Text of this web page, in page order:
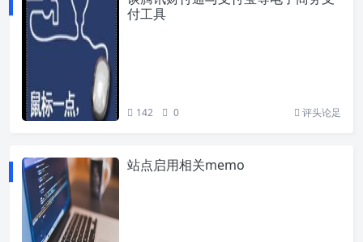
付工具
142 0 评头论足
站点启用相关memo